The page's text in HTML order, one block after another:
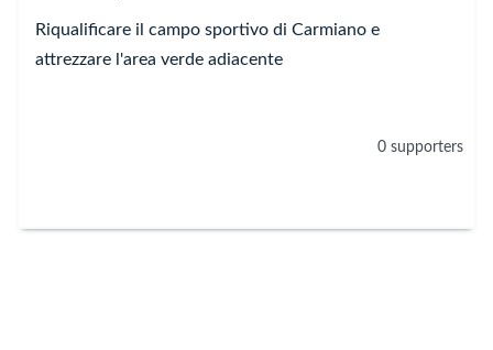
Riqualificare il campo sportivo di Carmiano e
attrezzare l'area verde adiacente
0 supporters